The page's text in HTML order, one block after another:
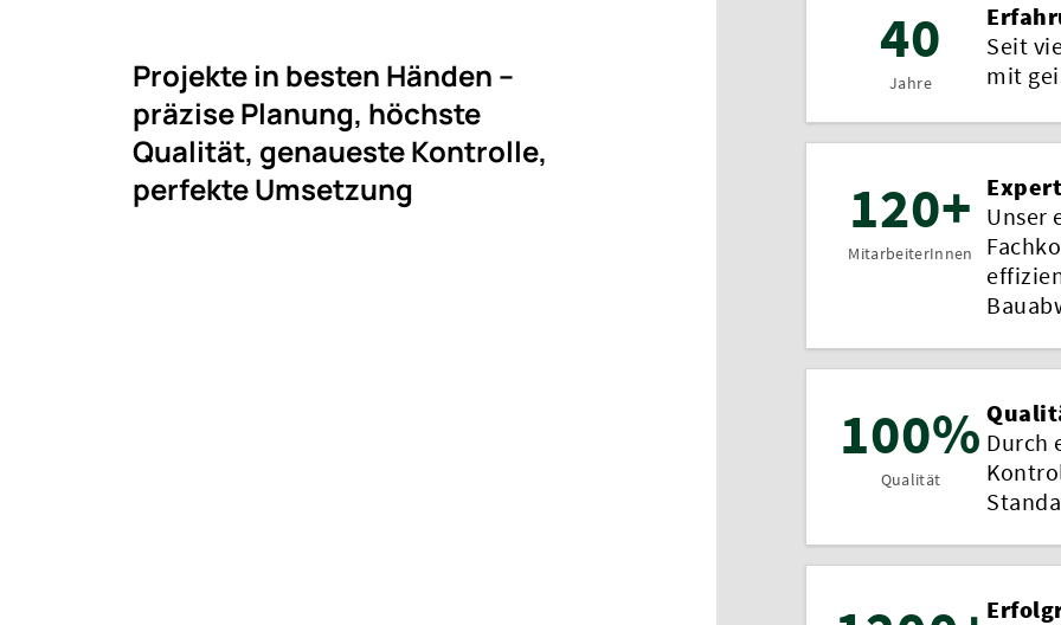
Projekte in besten Händen –
präzise Planung, höchste
Qualität, genaueste Kontrolle,
perfekte Umsetzung
40
Jahre
Seit
mit
120+
MitarbeiterInnen
Unser
100%
Qualität
Durch